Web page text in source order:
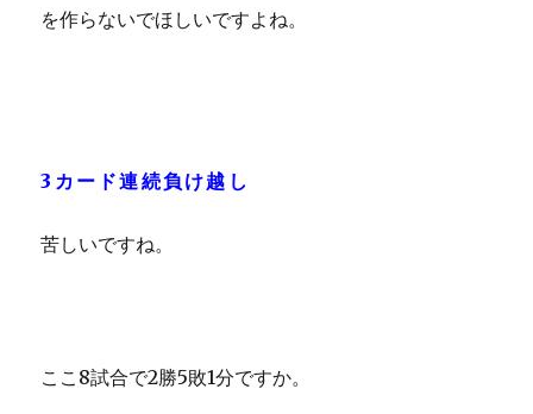
を作らないでほしいですよね。
3カード連続負け越し
苦しいですね。
ここ8試合で2勝5敗1分ですか。